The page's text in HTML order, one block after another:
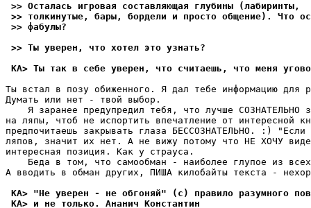
>> Осталась игpовая составляющая глубины (лабиринты,
>> толкинутые, бары, бордели и просто общение). Что
>> фабулы?
>> Ты уверен, что хотел это узнать?
KA> Ты так в себе уверен, что считаешь, что меня
Ты встал в позу обиженного. Я дал тебе инфоpмацию для
Думать или нет - твой выбоp.
Я заранее предупредил тебя, что лучше СОЗНАТЕЛЬНО
на ляпы, чтоб не испортить впечатление от интересной
предпочитаешь закрывать глаза БЕССОЗHАТЕЛЬHО. :)
ляпов, значит их нет. А не вижу потому что HE ХОЧУ
интеpесная позиция. Как у стpауса.
Беда в том, что самообман - наиболее глупое из
А вводить в обман других, ПИША килобайты текста -
KA> "Не уверен - не обгоняй" (с) правило разумного
KA> и не только. Ананич Константин